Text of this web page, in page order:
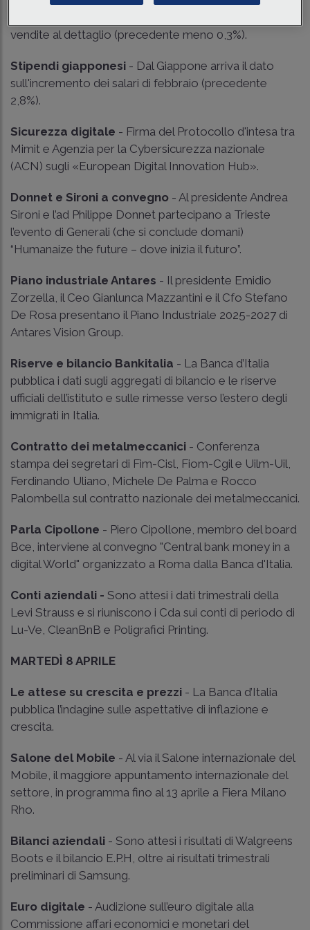
vendite al dettaglio (precedente meno 0,3%).
Stipendi giapponesi - Dal Giappone arriva il dato
sull'incremento dei salari di febbraio (precedente
2,8%).
Sicurezza digitale - Firma del Protocollo d'intesa tra
Mimit e Agenzia per la Cybersicurezza nazionale
(ACN) sugli «European Digital Innovation Hub».
Donnet e Sironi a convegno - Al presidente Andrea
Sironi e l’ad Philippe Donnet partecipano a Trieste
l’evento di Generali (che si conclude domani)
“Humanaize the future – dove inizia il futuro”.
Piano industriale Antares - Il presidente Emidio
Zorzella, il Ceo Gianlunca Mazzantini e il Cfo Stefano
De Rosa presentano il Piano Industriale 2025-2027 di
Antares Vision Group.
Riserve e bilancio Bankitalia - La Banca d’Italia
pubblica i dati sugli aggregati di bilancio e le riserve
ufficiali dell’istituto e sulle rimesse verso l’estero degli
immigrati in Italia.
Contratto dei metalmeccanici - Conferenza
stampa dei segretari di Fim-Cisl, Fiom-Cgil e Uilm-Uil,
Ferdinando Uliano, Michele De Palma e Rocco
Palombella sul contratto nazionale dei metalmeccanici.
Parla Cipollone - Piero Cipollone, membro del board
Bce, interviene al convegno "Central bank money in a
digital World" organizzato a Roma dalla Banca d'Italia.
Conti aziendali - Sono attesi i dati trimestrali della
Levi Strauss e si riuniscono i Cda sui conti di periodo di
Lu-Ve, CleanBnB e Poligrafici Printing.
MARTEDÌ 8 APRILE
Le attese su crescita e prezzi - La Banca d’Italia
pubblica l’indagine sulle aspettative di inflazione e
crescita.
Salone del Mobile - Al via il Salone internazionale del
Mobile, il maggiore appuntamento internazionale del
settore, in programma fino al 13 aprile a Fiera Milano
Rho.
Bilanci aziendali - Sono attesi i risultati di Walgreens
Boots e il bilancio E.P.H, oltre ai risultati trimestrali
preliminari di Samsung.
Euro digitale - Audizione sull’euro digitale alla
Commissione affari economici e monetari del